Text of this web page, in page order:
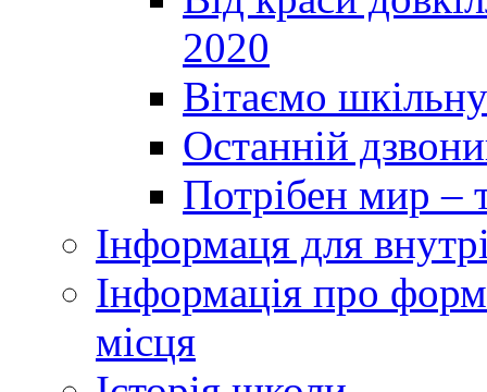
2020
Вітаємо
Останній
Потрібен мир –
Інформаця для
Інформація про
місця